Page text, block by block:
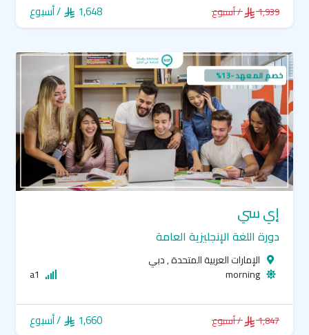
1,939 / أسبوع 1,648 / أسبوع
خصم المعهد -13%
إي سي
دورة اللغة الإنجليزية العامة
الإمارات العربية المتحدة , دبي
1,847 / أسبوع 1,660 / أسبوع